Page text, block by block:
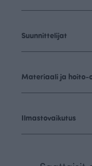
Suunnittelijat
Materiaali ja hoito-
Ilmastovaikutus